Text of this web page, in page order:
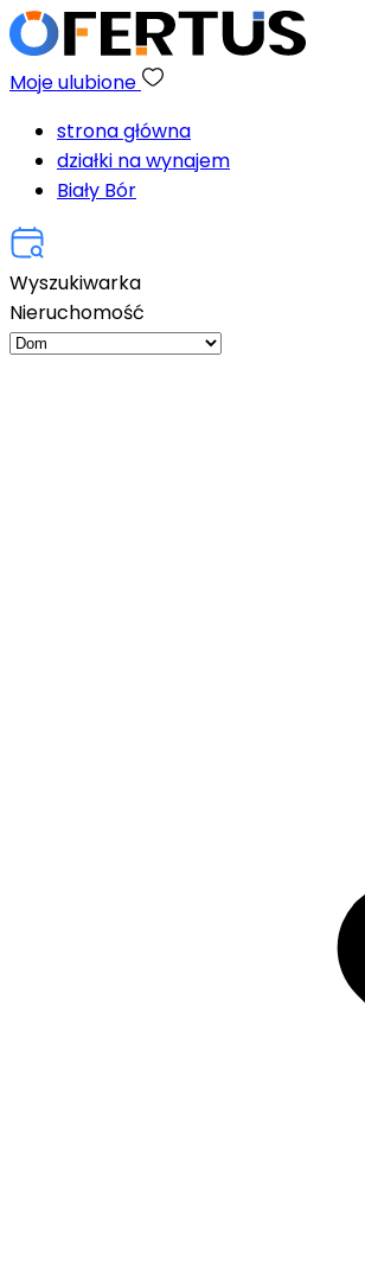
Moje ulubione
strona główna
działki na wynajem
Biały Bór
Wyszukiwarka
Nieruchomość